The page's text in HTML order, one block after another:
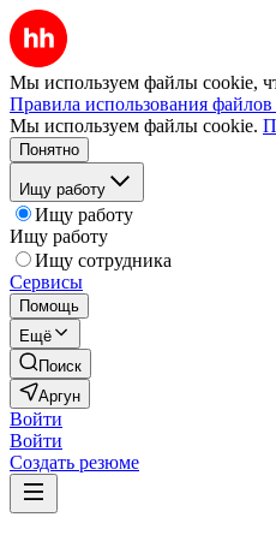
Мы используем файлы cookie,
Правила использования
Мы используем файлы cookie.
Понятно
Ищу работу
Ищу работу
Ищу работу
Ищу сотрудника
Сервисы
Помощь
Ещё
Поиск
Аргун
Войти
Войти
Создать резюме